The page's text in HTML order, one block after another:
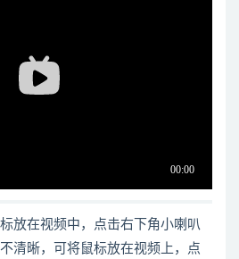
放在视频中，点击右下角小喇叭
清晰，可将鼠标放在视频上，点